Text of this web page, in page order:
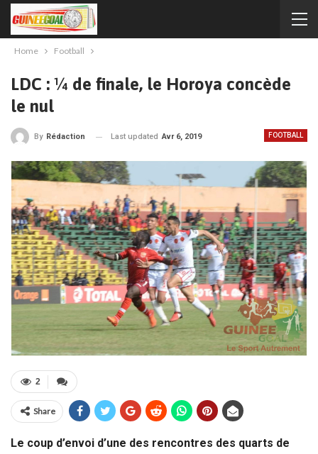
Home Football
LDC : ¼ de finale, le Horoya concède
le nul
FOOTBALL
By Rédaction Last updated Avr 6, 2019
2
Share
Le coup d’envoi d’une des rencontres des quarts de